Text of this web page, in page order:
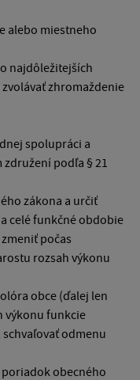
alebo miestneho
najdôležitejších
zhromaždenie
spolupráci a
podľa § 21
zákona a určiť
celé funkčné obdobie
počas
rozsah výkonu
obce (ďalej len
výkonu funkcie
odmenu
obecného